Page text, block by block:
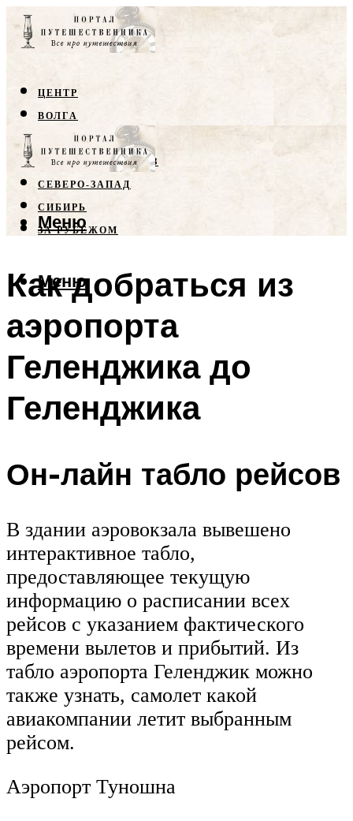
ЦЕНТР
ВОЛГА
КРЫМ
СЕВЕРНЫЙ КАВКАЗ
СЕВЕРО-ЗАПАД
СИБИРЬ
ЗА РУБЕЖОМ
Меню
Меню
Как добраться из
аэропорта
Геленджика до
Геленджика
Он-лайн табло рейсов
В здании аэровокзала вывешено
интерактивное табло,
предоставляющее текущую
информацию о расписании всех
рейсов с указанием фактического
времени вылетов и прибытий. Из
табло аэропорта Геленджик можно
также узнать, самолет какой
авиакомпании летит выбранным
рейсом.
Аэропорт Туношна